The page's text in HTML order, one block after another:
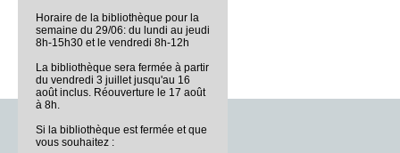
Horaire de la bibliothèque pour la
semaine du 29/06: du lundi au jeudi
8h-15h30 et le vendredi 8h-12h
La bibliothèque sera fermée à partir
du vendredi 3 juillet jusqu'au 16
août inclus. Réouverture le 17 août
à 8h.
Si la bibliothèque est fermée et que
vous souhaitez :